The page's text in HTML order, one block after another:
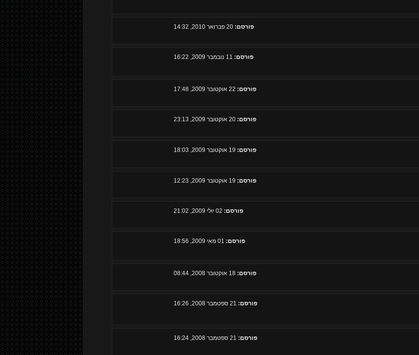
פורסם: 20 פברואר 2010, 14:32
פורסם:
פורסם:
פורסם: 20 אוקטובר 2009, 23:13
פורסם:
פורסם:
פורסם:
פורסם:
פורסם: 18 אוקטובר 2008, 08:44
פורסם:
פורסם: